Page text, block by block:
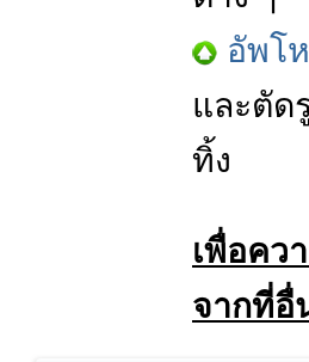
อัพโ
และตัด
ทิ้ง
เพื่อคว
จากที่อื่